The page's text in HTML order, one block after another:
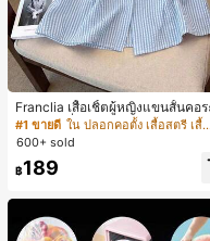
Franclia เสื้อเชิ้ตผู้หญิงแขนสั้นคอร
ยกระดุมเดี่ยวลายทาง
#1 ขายดี
ใน ปลอกคอตั้ง เสื้อสตรี เสื้อเบลาส์ & Tee
600+ sold
฿189